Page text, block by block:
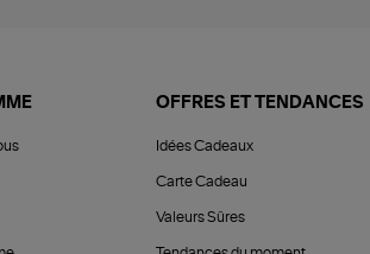
OFFRES ET TENDANCES
Idées Cadeaux
Carte Cadeau
Valeurs Sûres